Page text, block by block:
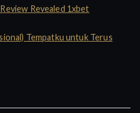
Revealed 1xbet
Tempatku untuk Terus